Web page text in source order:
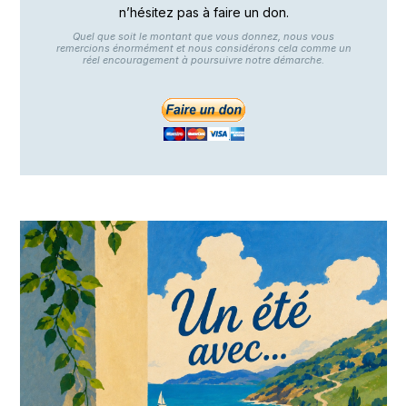
n’hésitez pas à faire un don.
Quel que soit le montant que vous donnez, nous vous
remercions énormément et nous considérons cela comme un
réel encouragement à poursuivre notre démarche.